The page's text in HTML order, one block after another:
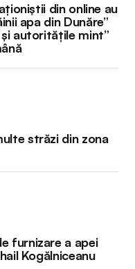
din online au
apa din Dunăre”
și autoritățile mint”
străzi din zona
furnizare a apei
Kogălniceanu